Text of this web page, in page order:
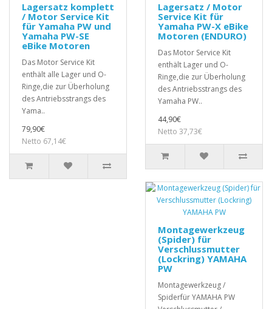
Lagersatz komplett
/ Motor Service Kit
für Yamaha PW und
Yamaha PW-SE
eBike Motoren
Das Motor Service Kit
enthält alle Lager und O-
Ringe,die zur Überholung
des Antriebsstrangs des
Yama..
79,90€
Netto 67,14€
Lagersatz / Motor
Service Kit für
Yamaha PW-X eBike
Motoren (ENDURO)
Das Motor Service Kit
enthält Lager und O-
Ringe,die zur Überholung
des Antriebsstrangs des
Yamaha PW..
44,90€
Netto 37,73€
Montagewerkzeug
(Spider) für
Verschlussmutter
(Lockring) YAMAHA
PW
Montagewerkzeug /
Spiderfür YAMAHA PW